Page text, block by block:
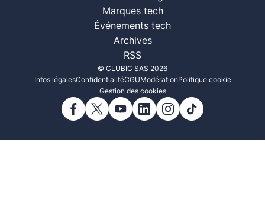
Marques tech
Événements tech
Archives
RSS
© CLUBIC SAS 2026
Infos légalesConfidentialitéCGUModérationPolitique cookie
Gestion des cookies